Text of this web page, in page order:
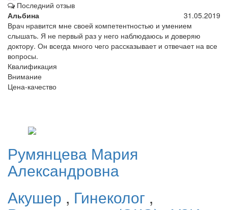
Последний отзыв
Альбина
31.05.2019
Врач нравится мне своей компетентностью и умением
слышать. Я не первый раз у него наблюдаюсь и доверяю
доктору. Он всегда много чего рассказывает и отвечает на все
вопросы.
Квалификация
Внимание
Цена-качество
Румянцева Мария
Александровна
Акушер , Гинеколог ,